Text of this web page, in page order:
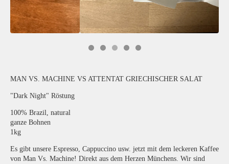
MAN VS. MACHINE VS ATTENTAT GRIECHISCHER SALAT
"Dark Night" Röstung
100% Brazil, natural
ganze Bohnen
1kg
Es gibt unsere Espresso, Cappuccino usw. jetzt mit dem leckeren Kaffee
von Man Vs. Machine! Direkt aus dem Herzen Münchens. Wir sind